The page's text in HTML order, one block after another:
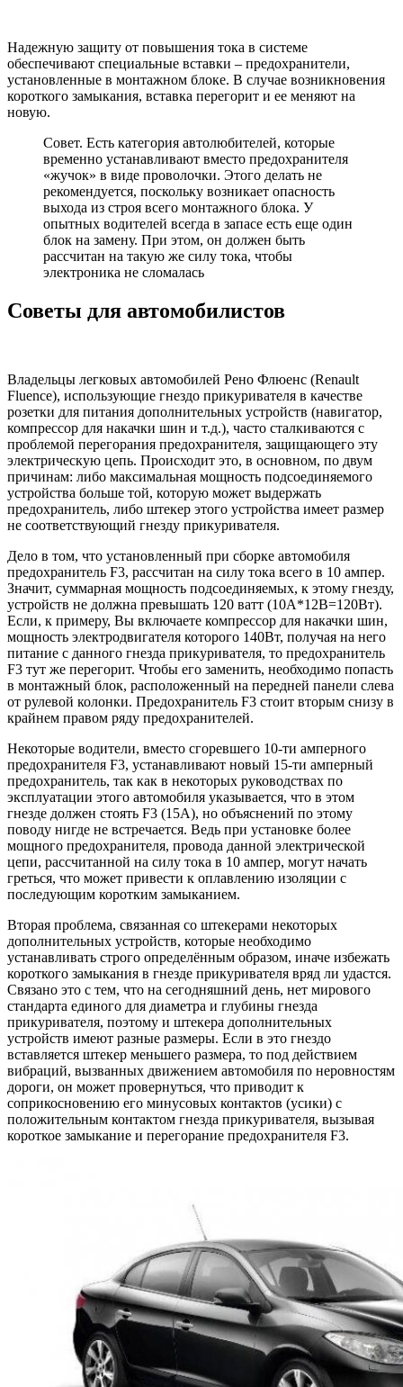
Надежную защиту от повышения тока в системе
обеспечивают специальные вставки – предохранители,
установленные в монтажном блоке. В случае возникновения
короткого замыкания, вставка перегорит и ее меняют на
новую.
Совет. Есть категория автолюбителей, которые
временно устанавливают вместо предохранителя
«жучок» в виде проволочки. Этого делать не
рекомендуется, поскольку возникает опасность
выхода из строя всего монтажного блока. У
опытных водителей всегда в запасе есть еще один
блок на замену. При этом, он должен быть
рассчитан на такую же силу тока, чтобы
электроника не сломалась
Советы для автомобилистов
Владельцы легковых автомобилей Рено Флюенс (Renault
Fluence), использующие гнездо прикуривателя в качестве
розетки для питания дополнительных устройств (навигатор,
компрессор для накачки шин и т.д.), часто сталкиваются с
проблемой перегорания предохранителя, защищающего эту
электрическую цепь. Происходит это, в основном, по двум
причинам: либо максимальная мощность подсоединяемого
устройства больше той, которую может выдержать
предохранитель, либо штекер этого устройства имеет размер
не соответствующий гнезду прикуривателя.
Дело в том, что установленный при сборке автомобиля
предохранитель F3, рассчитан на силу тока всего в 10 ампер.
Значит, суммарная мощность подсоединяемых, к этому гнезду,
устройств не должна превышать 120 ватт (10А*12В=120Вт).
Если, к примеру, Вы включаете компрессор для накачки шин,
мощность электродвигателя которого 140Вт, получая на него
питание с данного гнезда прикуривателя, то предохранитель
F3 тут же перегорит. Чтобы его заменить, необходимо попасть
в монтажный блок, расположенный на передней панели слева
от рулевой колонки. Предохранитель F3 стоит вторым снизу в
крайнем правом ряду предохранителей.
Некоторые водители, вместо сгоревшего 10-ти амперного
предохранителя F3, устанавливают новый 15-ти амперный
предохранитель, так как в некоторых руководствах по
эксплуатации этого автомобиля указывается, что в этом
гнезде должен стоять F3 (15А), но объяснений по этому
поводу нигде не встречается. Ведь при установке более
мощного предохранителя, провода данной электрической
цепи, рассчитанной на силу тока в 10 ампер, могут начать
греться, что может привести к оплавлению изоляции с
последующим коротким замыканием.
Вторая проблема, связанная со штекерами некоторых
дополнительных устройств, которые необходимо
устанавливать строго определённым образом, иначе избежать
короткого замыкания в гнезде прикуривателя вряд ли удастся.
Связано это с тем, что на сегодняшний день, нет мирового
стандарта единого для диаметра и глубины гнезда
прикуривателя, поэтому и штекера дополнительных
устройств имеют разные размеры. Если в это гнездо
вставляется штекер меньшего размера, то под действием
вибраций, вызванных движением автомобиля по неровностям
дороги, он может провернуться, что приводит к
соприкосновению его минусовых контактов (усики) с
положительным контактом гнезда прикуривателя, вызывая
короткое замыкание и перегорание предохранителя F3.